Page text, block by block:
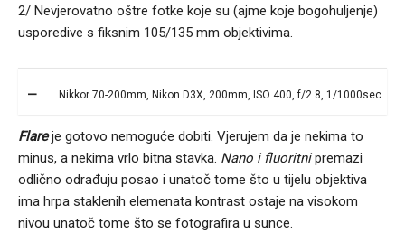
2/ Nevjerovatno oštre fotke koje su (ajme koje bogohuljenje)
usporedive s fiksnim 105/135 mm objektivima.
Nikkor 70-200mm, Nikon D3X, 200mm, ISO 400, f/2.8, 1/1000sec
Flareje gotovo nemoguće dobiti. Vjerujem da je nekima to
minus, a nekima vrlo bitna stavka. Nano i fluoritnipremazi
odlično odrađuju posao i unatoč tome što u tijelu objektiva
ima hrpa staklenih elemenata kontrast ostaje na visokom
nivou unatoč tome što se fotografira u sunce.